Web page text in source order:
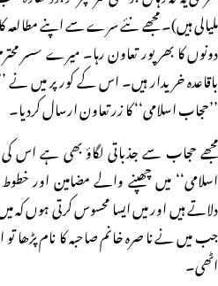
ملیالی ہیں)۔ مجھے نئے سرے سے اپنے مطالعہ
دونوں کا بھر پور تعاون رہا۔ میرے سسر
باقاعدہ خریدار ہیں۔ اس کے کور پر میں نے
’’حجاب اسلامی‘‘ کا زر تعاون ارسال کردیا۔
مجھے حجاب سے جذباتی لگاؤ بھی ہے اس
اسلامی‘‘ میں چھپنے والے مضامین اور
دلاتے ہیں اور میں ایسا محسوس کرتی ہوں کہ
جب میں نے ناصرہ خانم صاحبہ کا نام
اٹھی۔